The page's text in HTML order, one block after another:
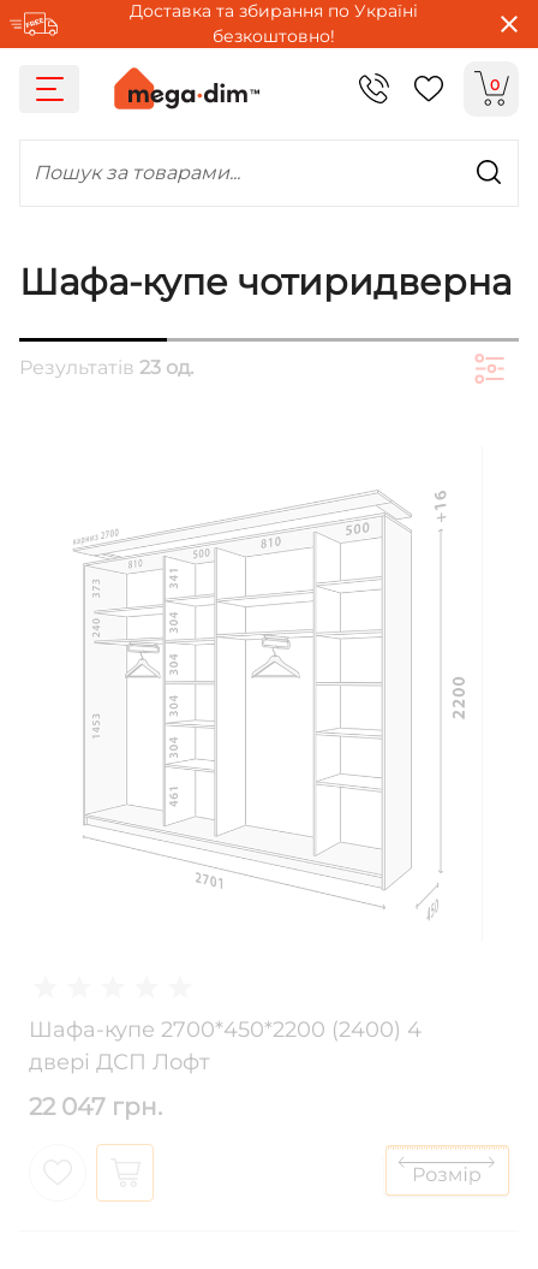
Доставка та збирання по Україні
безкоштовно!
0
Пошук за товарами...
Шафа-купе чотиридверна
Результатів 23 од.
Шафа-купе 2700*450*2200 (2400) 4
двері ДСП Лофт
22 047 грн.